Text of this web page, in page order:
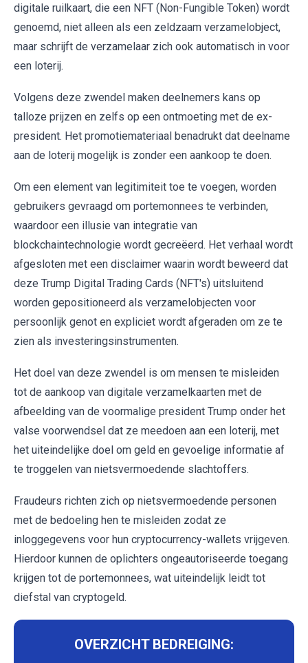
digitale ruilkaart, die een NFT (Non-Fungible Token) wordt
genoemd, niet alleen als een zeldzaam verzamelobject,
maar schrijft de verzamelaar zich ook automatisch in voor
een loterij.
Volgens deze zwendel maken deelnemers kans op
talloze prijzen en zelfs op een ontmoeting met de ex-
president. Het promotiemateriaal benadrukt dat deelname
aan de loterij mogelijk is zonder een aankoop te doen.
Om een element van legitimiteit toe te voegen, worden
gebruikers gevraagd om portemonnees te verbinden,
waardoor een illusie van integratie van
blockchaintechnologie wordt gecreëerd. Het verhaal wordt
afgesloten met een disclaimer waarin wordt beweerd dat
deze Trump Digital Trading Cards (NFT's) uitsluitend
worden gepositioneerd als verzamelobjecten voor
persoonlijk genot en expliciet wordt afgeraden om ze te
zien als investeringsinstrumenten.
Het doel van deze zwendel is om mensen te misleiden
tot de aankoop van digitale verzamelkaarten met de
afbeelding van de voormalige president Trump onder het
valse voorwendsel dat ze meedoen aan een loterij, met
het uiteindelijke doel om geld en gevoelige informatie af
te troggelen van nietsvermoedende slachtoffers.
Fraudeurs richten zich op nietsvermoedende personen
met de bedoeling hen te misleiden zodat ze
inloggegevens voor hun cryptocurrency-wallets vrijgeven.
Hierdoor kunnen de oplichters ongeautoriseerde toegang
krijgen tot de portemonnees, wat uiteindelijk leidt tot
diefstal van cryptogeld.
OVERZICHT BEDREIGING: